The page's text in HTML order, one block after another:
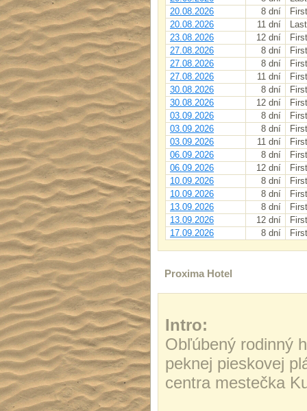
20.08.2026
8 dní
20.08.2026
11 dní
23.08.2026
12 dní
27.08.2026
8 dní
27.08.2026
8 dní
27.08.2026
11 dní
30.08.2026
8 dní
30.08.2026
12 dní
03.09.2026
8 dní
03.09.2026
8 dní
03.09.2026
11 dní
06.09.2026
8 dní
06.09.2026
12 dní
10.09.2026
8 dní
10.09.2026
8 dní
13.09.2026
8 dní
13.09.2026
12 dní
17.09.2026
8 dní
Proxima Hotel
Intro:
Obľúbený rodinný
peknej pieskovej
centra mestečka